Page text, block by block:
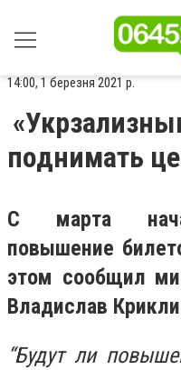
14:00, 1 березня 2021 р.
поднимать
С марта
повышение
этом сообщил
Владислав
“Будут ли